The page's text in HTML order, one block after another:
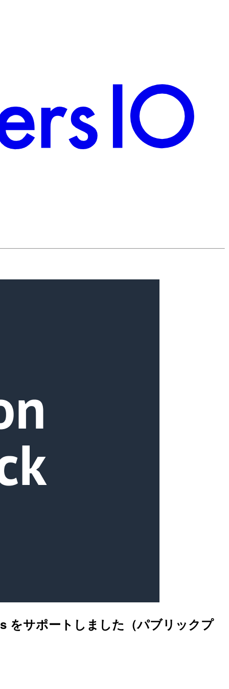
サポートしました（パブリックプ